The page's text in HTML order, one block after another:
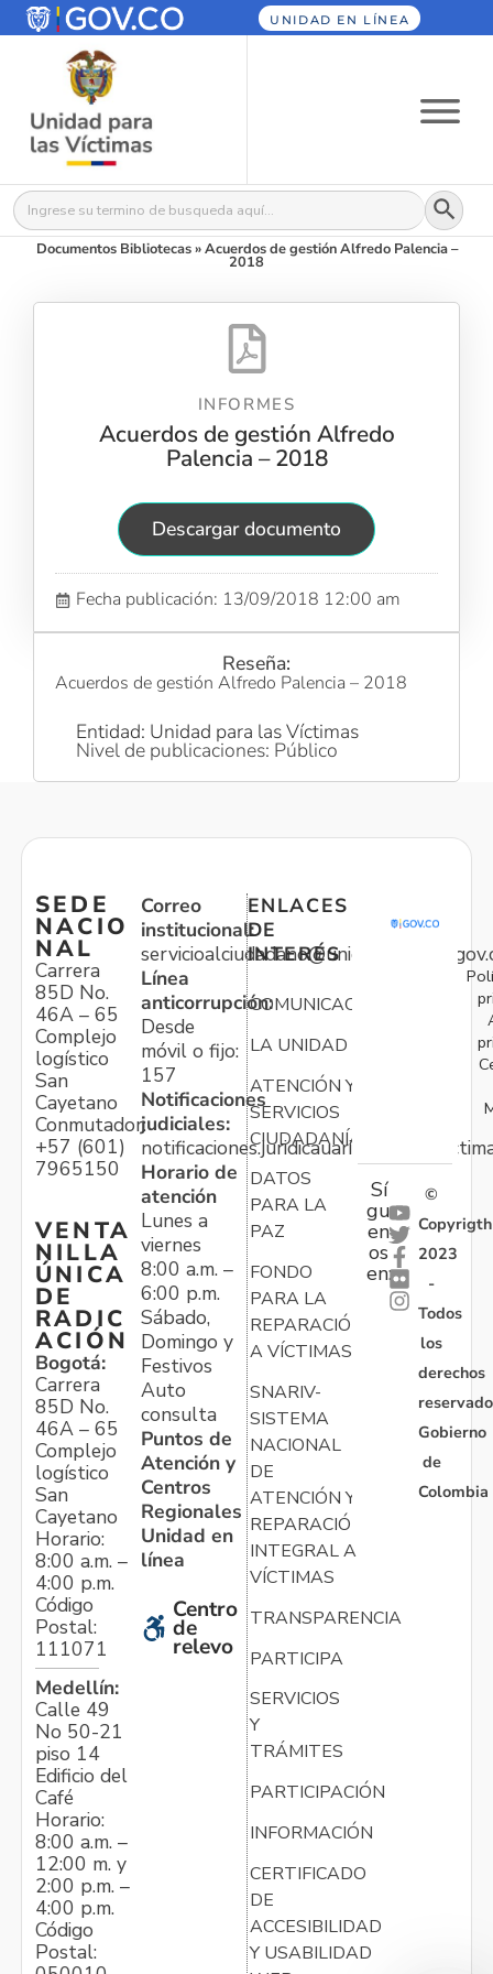
UNIDAD EN LÍNEA
Buscar: Botón
Documentos Bibliotecas»Acuerdos de gestión Alfredo Palencia –
2018
INFORMES
Acuerdos de gestión Alfredo
Palencia – 2018
Descargar documento
Fecha publicación: 13/09/2018 12:00 am
Reseña:
Acuerdos de gestión Alfredo Palencia – 2018
Entidad: Unidad para las Víctimas
Nivel de publicaciones: Público
SEDE
NACIO
NAL
Carrera
85D No.
46A – 65
Complejo
logístico
San
Cayetano
Conmutador:
+57 (601)
7965150
VENTA
NILLA
ÚNICA
DE
RADIC
ACIÓN
Bogotá:
Carrera
85D No.
46A – 65
Complejo
logístico
San
Cayetano
Horario:
8:00 a.m. –
4:00 p.m.
Código
Postal:
111071
Medellín:
Calle 49
No 50-21
piso 14
Edificio del
Café
Horario:
8:00 a.m. –
12:00 m. y
2:00 p.m. –
4:00 p.m.
Código
Postal:
Correo
institucional:
Línea
anticorrupción:
Desde
móvil o fijo:
157
Notificaciones
judiciales:
Horario de
atención
Lunes a
viernes
8:00 a.m. –
6:00 p.m.
Sábado,
Domingo y
Festivos
Auto
consulta
Puntos de
Atención y
Centros
Regionales
Unidad en
línea
Centro
de
relevo
ENLACES
DE
INTERÉS
COMUNICACIONES
LA UNIDAD
ATENCIÓN Y
SERVICIOS
CIUDADANÍA
DATOS
PARA LA
PAZ
FONDO
PARA LA
REPARACIÓN
A VÍCTIMAS
SNARIV-
SISTEMA
NACIONAL
DE
ATENCIÓN Y
REPARACIÓN
INTEGRAL A
VÍCTIMAS
TRANSPARENCIA
PARTICIPA
SERVICIOS
Y
TRÁMITES
PARTICIPACIÓN
INFORMACIÓN
CERTIFICADO
DE
ACCESIBILIDAD
Y USABILIDAD
Sí
gu
en
os
en:
©
Copyrigth
2023
-
Todos
los
derechos
Gobierno
de
Colombia